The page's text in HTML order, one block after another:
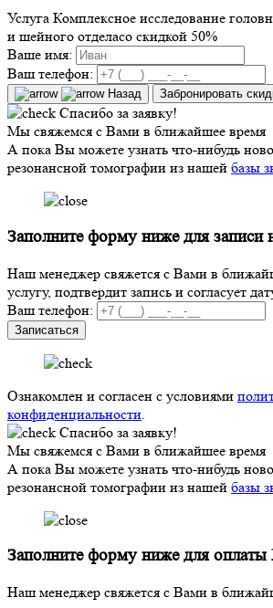
Услуга Комплексное исследование
и шейного отделасо скидкой 50%
Ваше имя:
Ваш телефон:
Назад Забронировать
Спасибо за заявку!
Мы свяжемся с Вами в ближайшее время
А пока Вы можете узнать что-нибудь
резонансной томографии из нашей базы
Заполните форму ниже для
Наш менеджер свяжется с Вами в
услугу, подтвердит запись и согласует
Ваш телефон:
Записаться
Ознакомлен и согласен с условиями
конфиденциальности
Спасибо за заявку!
Мы свяжемся с Вами в ближайшее время
А пока Вы можете узнать что-нибудь
резонансной томографии из нашей базы
Заполните форму ниже для
Наш менеджер свяжется с Вами в